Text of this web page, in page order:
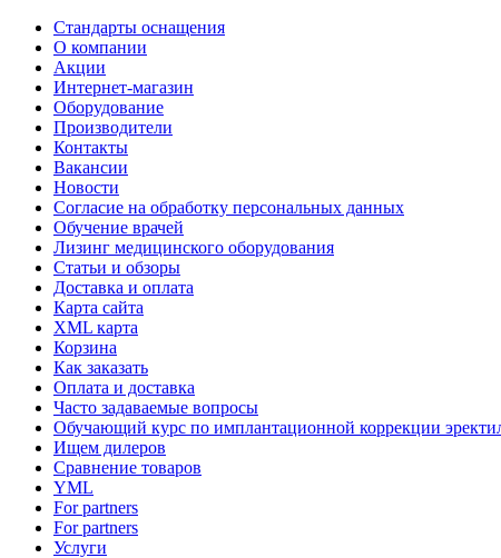
Стандарты оснащения
О компании
Акции
Интернет-магазин
Оборудование
Производители
Контакты
Вакансии
Новости
Согласие на обработку персональных данных
Обучение врачей
Лизинг медицинского оборудования
Статьи и обзоры
Доставка и оплата
Карта сайта
XML карта
Корзина
Как заказать
Оплата и доставка
Часто задаваемые вопросы
Обучающий курс по имплантационной коррекции
Ищем дилеров
Сравнение товаров
YML
For partners
For partners
Услуги